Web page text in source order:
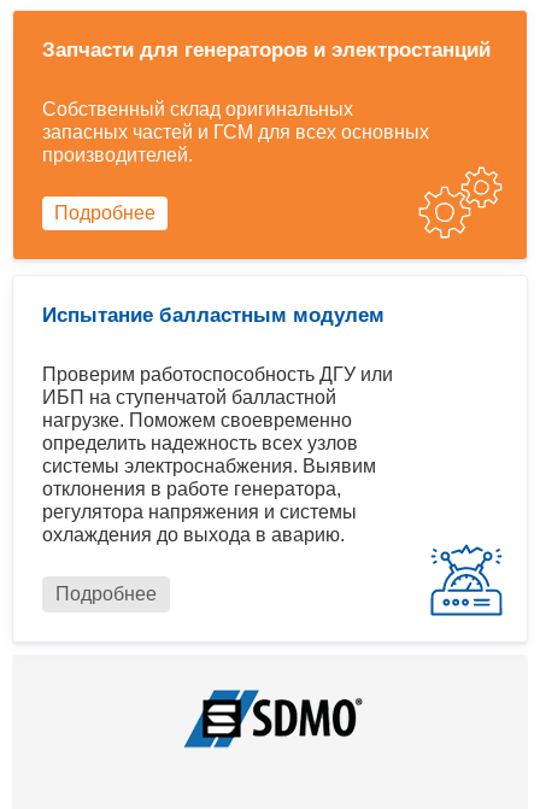
Запчасти для генераторов и электростанций
Собственный склад оригинальных
запасных частей и ГСМ для всех основных
производителей.
Подробнее
Испытание балластным модулем
Проверим работоспособность ДГУ или
ИБП на ступенчатой балластной
нагрузке. Поможем своевременно
определить надежность всех узлов
системы электроснабжения. Выявим
отклонения в работе генератора,
регулятора напряжения и системы
охлаждения до выхода в аварию.
Подробнее